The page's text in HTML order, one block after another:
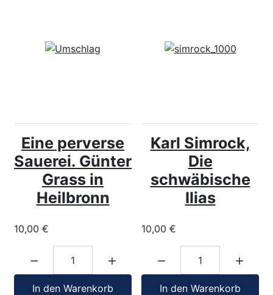
Eine perverse
Sauerei. Günter
Grass in
Heilbronn
10,00 €
In den Warenkorb
Karl Simrock,
Die
schwäbische
Ilias
10,00 €
In den Warenkorb